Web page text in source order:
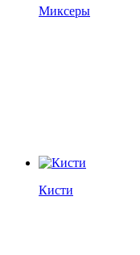
Миксеры
Кисти